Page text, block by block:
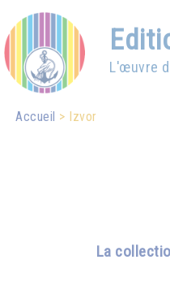
L'œuvre
Accueil Izvor
La